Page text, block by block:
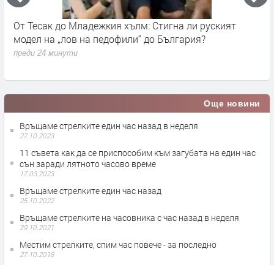
От Тесак до Младежкия хълм: Стигна ли руският
модел на „лов на педофили“ до България?
преди 24 минути
Още новини
Връщаме стрелките един час назад в неделя
27.10.2023
11 съвета как да се приспособим към загубата на един час
сън заради лятното часово време
17.03.2023
Връщаме стрелките един час назад
25.10.2022
Връщаме стрелките на часовника с час назад в неделя
29.10.2021
Местим стрелките, спим час повече - за последно
27.10.2018